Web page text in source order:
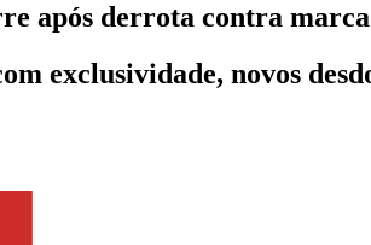
após derrota contra marca
exclusividade, novos